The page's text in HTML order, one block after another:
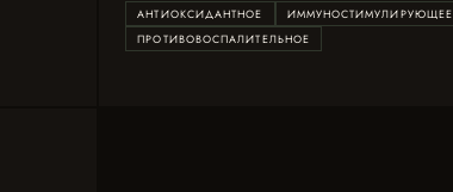
АНТИОКСИДАНТНОЕ
ИММУНОСТИМУЛИРУЮЩЕЕ
ПРОТИВОВОСПАЛИТЕЛЬНОЕ